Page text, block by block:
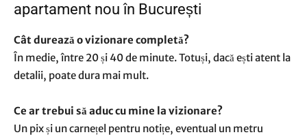
apartament nou în București
Cât durează o vizionare completă?
În medie, între 20 și 40 de minute. Totuși, dacă ești atent la
detalii, poate dura mai mult.
Ce ar trebui să aduc cu mine la vizionare?
Un pix și un carnețel pentru notițe, eventual un metru